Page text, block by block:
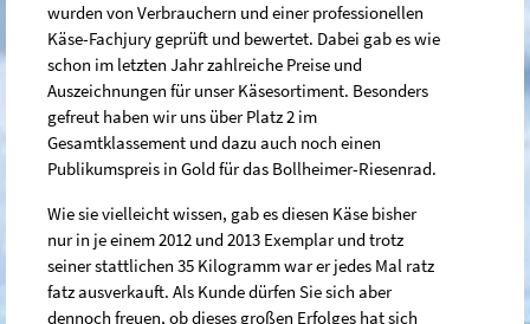
wurden von Verbrauchern und einer professionellen
Käse-Fachjury geprüft und bewertet. Dabei gab es wie
schon im letzten Jahr zahlreiche Preise und
Auszeichnungen für unser Käsesortiment. Besonders
gefreut haben wir uns über Platz 2 im
Gesamtklassement und dazu auch noch einen
Publikumspreis in Gold für das Bollheimer-Riesenrad.
Wie sie vielleicht wissen, gab es diesen Käse bisher
nur in je einem 2012 und 2013 Exemplar und trotz
seiner stattlichen 35 Kilogramm war er jedes Mal ratz
fatz ausverkauft. Als Kunde dürfen Sie sich aber
dennoch freuen, ob dieses großen Erfolges hat sich